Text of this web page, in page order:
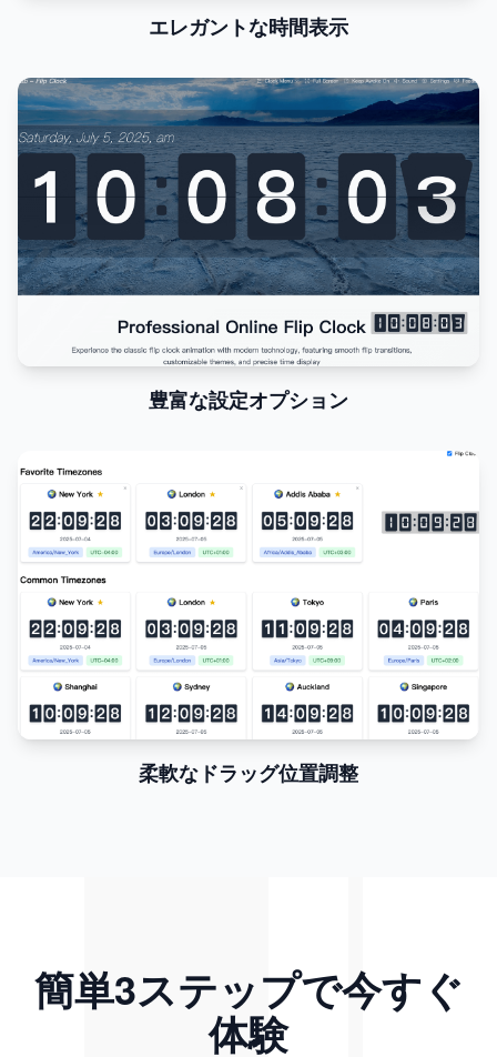
エレガントな時間表示
豊富な設定オプション
柔軟なドラッグ位置調整
簡単3ステップで今すぐ
体験